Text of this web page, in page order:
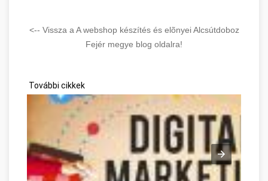
<-- Vissza a A webshop készítés és elõnyei Alcsútdoboz
Fejér megye blog oldalra!
További cikkek